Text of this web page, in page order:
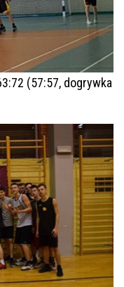
(57:57, dogrywka